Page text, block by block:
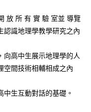
放 所 有 實 驗 室並 導覽
認識地理學教學研究之內
向高中生展示地理學的人
空間技術相輔相成之內
中生互動對話的基礎。